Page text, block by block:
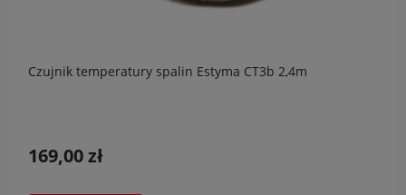
Czujnik temperatury spalin Estyma CT3b 2,4m
169,00 zł